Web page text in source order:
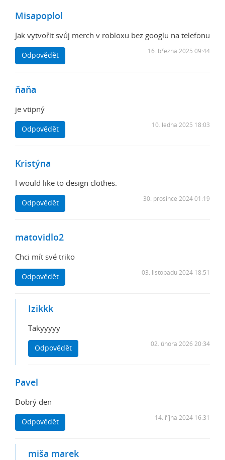
Misapoplol
Jak vytvořit svůj merch v robloxu bez googlu na telefonu
Odpovědět
16. března 2025 09:44
ňaňa
je vtipný
Odpovědět
10. ledna 2025 18:03
Kristýna
I would like to design clothes.
Odpovědět
30. prosince 2024 01:19
matovidlo2
Chci mít své triko
Odpovědět
03. listopadu 2024 18:51
Izikkk
Takyyyyy
Odpovědět
02. února 2026 20:34
Pavel
Dobrý den
Odpovědět
14. října 2024 16:31
miša marek